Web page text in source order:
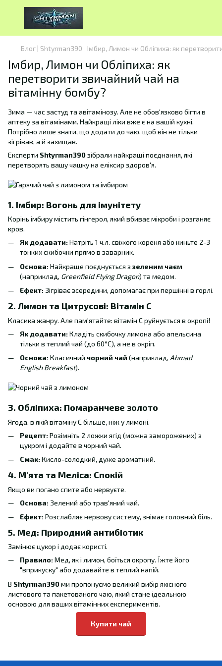
Блог | Shtyrman390 Імбир, Лимон чи Обліпиха: як
Імбир, Лимон чи Обліпиха: як
перетворити звичайний чай на
вітамінну бомбу?
Зима — час застуд та авітамінозу. Але не обов'язково бігти в
аптеку за вітамінами. Найкращі ліки вже є на вашій кухні.
Потрібно лише знати, що додати до чаю, щоб він не тільки
зігрівав, а й захищав.
Експерти Shtyrman390зібрали найкращі поєднання, які
перетворять вашу чашку на еліксир здоров'я.
1. Імбир: Вогонь для імунітету
Корінь імбиру містить гінгерол, який вбиває мікроби і розганяє
кров.
Як додавати:Натріть 1 ч.л. свіжого кореня або киньте 2-3
тонких скибочки прямо в заварник.
Основа:Найкраще поєднується з зеленим чаєм
(наприклад, Greenfield Flying Dragon) та медом.
Ефект: Зігріває зсередини, допомагає при першінні в горлі.
2. Лимон та Цитрусові: Вітамін С
Класика жанру. Але пам'ятайте: вітамін С руйнується в окропі!
Як додавати:Кладіть скибочку лимона або апельсина
тільки в теплий чай (до 60°C), а не в окріп.
Основа:Класичний чорний чай (наприклад, Ahmad
English Breakfast).
3. Обліпиха: Помаранчеве золото
Ягода, в якій вітаміну С більше, ніж у лимоні.
Рецепт:Розімніть 2 ложки ягід (можна заморожених) з
цукром і додайте в чорний чай.
Смак:Кисло-солодкий, дуже ароматний.
4. М'ята та Меліса: Спокій
Якщо ви погано спите або нервуєте.
Основа: Зелений або трав'яний чай.
Ефект:Розслабляє нервову систему, знімає головний біль.
5. Мед: Природний антибіотик
Замінює цукор і додає користі.
Правило:Мед, як і лимон, боїться окропу. Їжте його
"вприкуску" або додавайте в теплий напій.
В Shtyrman390ми пропонуємо великий вибір якісного
листового та пакетованого чаю, який стане ідеальною
основою для ваших вітамінних експериментів.
Купити чай